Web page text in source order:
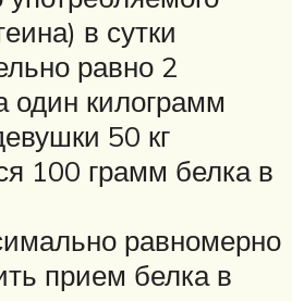
в сутки
равно 2
один килограмм
50 кг
100 грамм белка в
равномерно
прием белка в